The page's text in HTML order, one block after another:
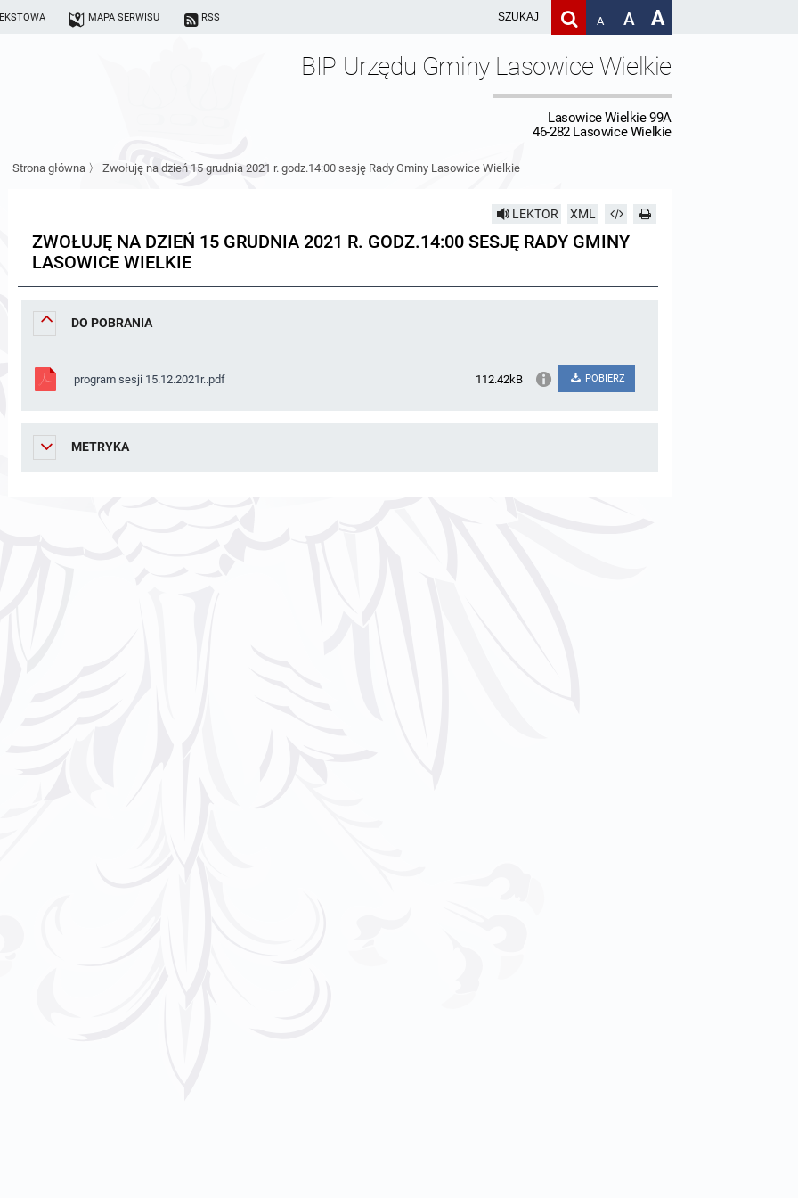
MAPA SERWISU RSS A A A
BIP Urzędu Gminy Lasowice Wielkie
Lasowice Wielkie 99A
46-282 Lasowice Wielkie
Strona główna 〉 Zwołuję na dzień 15 grudnia 2021 r. godz.14:00 sesję Rady Gminy Lasowice Wielkie
LEKTOR XML
ZWOŁUJĘ NA DZIEŃ 15 GRUDNIA 2021 R. GODZ.14:00 SESJĘ RADY GMINY
LASOWICE WIELKIE
DO POBRANIA
program sesji 15.12.2021r..pdf 112.42kB POBIERZ
METRYKA